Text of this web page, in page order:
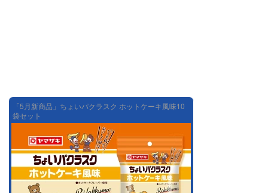
「5月新商品」ちょいパクラスク ホットケーキ風味10
袋セット